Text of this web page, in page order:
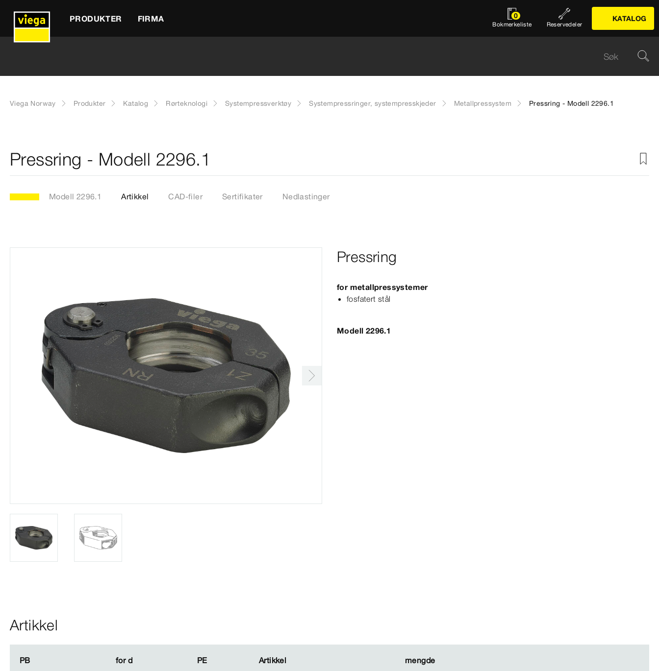
PRODUKTER FIRMA 0
Bokmerkeliste Reservedeler
KATALOG
Viega Norway Produkter Katalog Rørteknologi Systempressverktøy Systempressringer, systempresskjeder Metallpressystem Pressring - Modell 2296.1
Pressring - Modell 2296.1
Modell 2296.1 Artikkel CAD-filer Sertifikater Nedlastinger
Pressring
for metallpressystemer
fosfatert stål
Modell 2296.1
Artikkel
PB for d PE Artikkel mengde
PB for d PE Artikkel mengde